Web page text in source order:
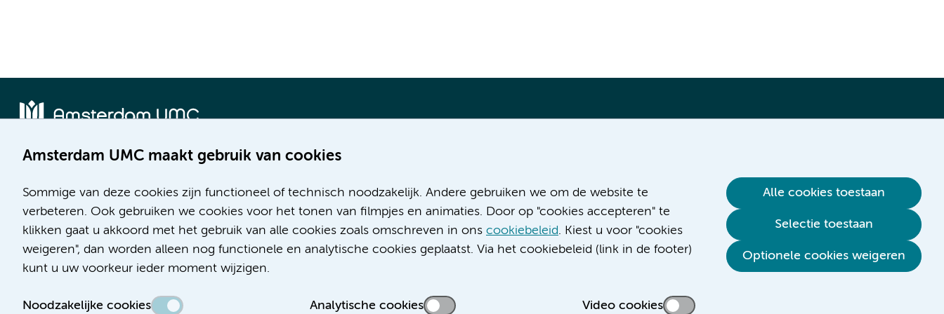
Amsterdam UMC maakt gebruik van cookies
Sommige van deze cookies zijn functioneel of technisch noodzakelijk. Andere gebruiken we om de website te
verbeteren. Ook gebruiken we cookies voor het tonen van filmpjes en animaties. Door op "cookies accepteren" te
klikken gaat u akkoord met het gebruik van alle cookies zoals omschreven in ons cookiebeleid. Kiest u voor "cookies
weigeren", dan worden alleen nog functionele en analytische cookies geplaatst. Via het cookiebeleid (link in de footer)
kunt u uw voorkeur ieder moment wijzigen.
Noodzakelijke cookies Analytische cookies Video cookies
Alle cookies toestaan
Selectie toestaan
Optionele cookies weigeren
Meibergdreef 9
1105 AZ Amsterdam
Telefoon:
(020) 566 9111
Route en parkeren
De Boelelaan 1117
1081 HV Amsterdam
(020) 444 4444
Route en parkeren
Werken bij Amsterdam UMC
Over Amsterdam UMC
Nieuws
Research